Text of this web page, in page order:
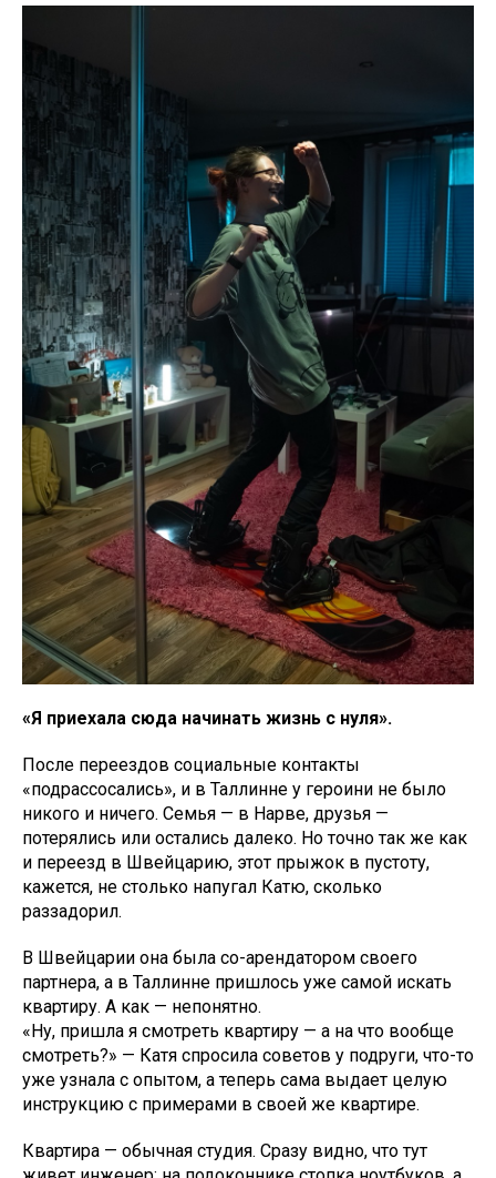
«Я приехала сюда начинать жизнь с нуля».
После переездов социальные контакты
«подрассосались», и в Таллинне у героини не было
никого и ничего. Семья — в Нарве, друзья —
потерялись или остались далеко. Но точно так же как
и переезд в Швейцарию, этот прыжок в пустоту,
кажется, не столько напугал Катю, сколько
раззадорил.
В Швейцарии она была со-арендатором своего
партнера, а в Таллинне пришлось уже самой искать
квартиру. А как — непонятно.
«Ну, пришла я смотреть квартиру — а на что вообще
смотреть?» — Катя спросила советов у подруги, что-то
уже узнала с опытом, а теперь сама выдает целую
инструкцию с примерами в своей же квартире.
Квартира — обычная студия. Сразу видно, что тут